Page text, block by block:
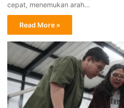
cepat, menemukan arah…
Read More »